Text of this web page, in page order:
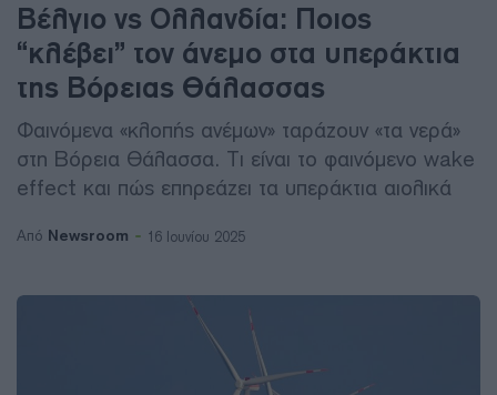
Βέλγιο vs Ολλανδία: Ποιος
“κλέβει” τον άνεμο στα υπεράκτια
της Βόρειας Θάλασσας
Φαινόμενα «κλοπής ανέμων» ταράζουν «τα νερά»
στη Βόρεια Θάλασσα. Τι είναι το φαινόμενο wake
effect και πώς επηρεάζει τα υπεράκτια αιολικά
Από Newsroom 16 Ιουνίου 2025